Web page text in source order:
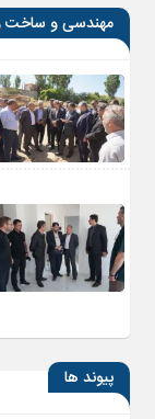
مهندسی و ساخت
پیوند ها